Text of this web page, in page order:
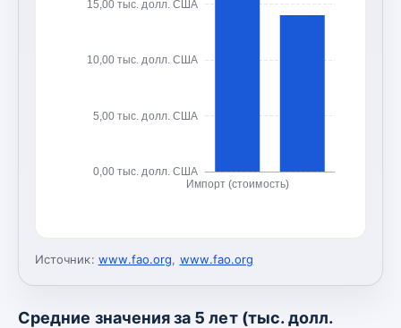
0,00 тыс. долл. США
5,00 тыс. долл. США
10,00 тыс. долл. США
15,00 тыс. долл. США
Импорт (стоимость)
Источник: www.fao.org, www.fao.org
Средние значения за 5 лет (тыс. долл.